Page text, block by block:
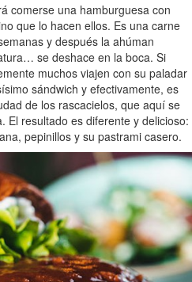
comerse una hamburguesa con
que lo hacen ellos. Es una carne
y después la ahúman
se deshace en la boca. Si
muchos viajen con su paladar
sándwich y efectivamente, es
de los rascacielos, que aquí se
El resultado es diferente y delicioso:
pepinillos y su pastrami casero.